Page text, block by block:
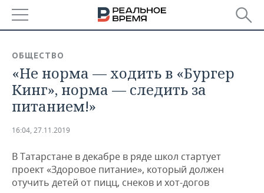
БАШКОРТОСТАН
ТАТАРСТАН
НОВОСТИ
АНАЛИТИКА
ДЕКЛАРАЦИИ О ДОХОДАХ
КОРОЛИ ГОСЗАКАЗА ПФО
НОВОСТИ ЭКОНОМИКИ
ФИНАНСЫ
ПРОМЫШЛЕННОСТЬ
НОВОСТИ
ПРОМЫШЛЕННОСТИ
НЕДВИЖИМОСТЬ
ОБЩЕСТВО
«Не норма — ходить в «Бургер
Кинг», норма — следить за
питанием!»
16:04, 27.11.2019
В Татарстане в декабре в ряде школ стартует
проект «Здоровое питание», который должен
отучить детей от пицц, снеков и хот-догов